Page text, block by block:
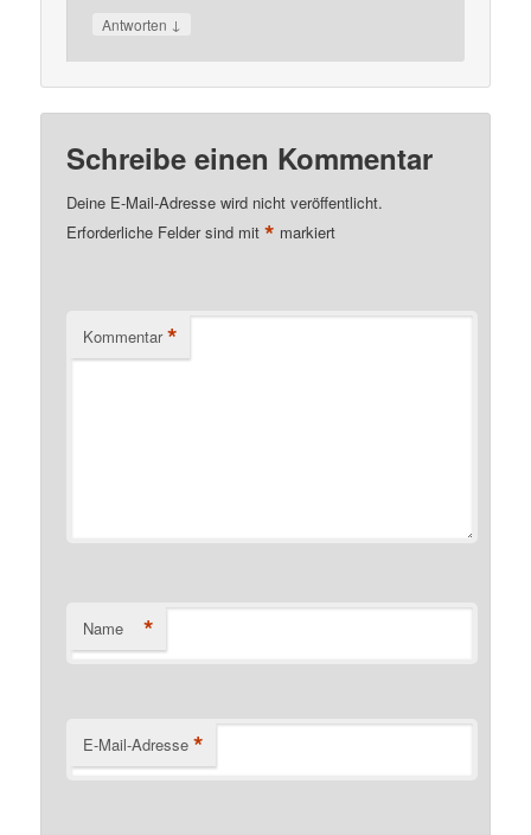
Antworten ↓
Schreibe einen Kommentar
Deine E-Mail-Adresse wird nicht veröffentlicht.
Erforderliche Felder sind mit* markiert
Kommentar *
Name *
E-Mail-Adresse *